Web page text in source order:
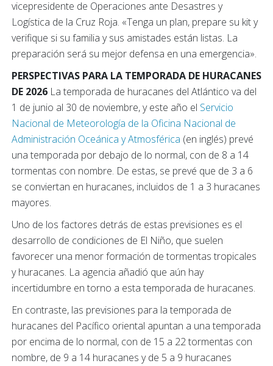
vicepresidente de Operaciones ante Desastres y
Logística de la Cruz Roja. «Tenga un plan, prepare su kit y
verifique si su familia y sus amistades están listas. La
preparación será su mejor defensa en una emergencia».
PERSPECTIVAS PARA LA TEMPORADA DE HURACANES
DE 2026 La temporada de huracanes del Atlántico va del
1 de junio al 30 de noviembre, y este año el Servicio
Nacional de Meteorología de la Oficina Nacional de
Administración Oceánica y Atmosférica (en inglés) prevé
una temporada por debajo de lo normal, con de 8 a 14
tormentas con nombre. De estas, se prevé que de 3 a 6
se conviertan en huracanes, incluidos de 1 a 3 huracanes
mayores.
Uno de los factores detrás de estas previsiones es el
desarrollo de condiciones de El Niño, que suelen
favorecer una menor formación de tormentas tropicales
y huracanes. La agencia añadió que aún hay
incertidumbre en torno a esta temporada de huracanes.
En contraste, las previsiones para la temporada de
huracanes del Pacífico oriental apuntan a una temporada
por encima de lo normal, con de 15 a 22 tormentas con
nombre, de 9 a 14 huracanes y de 5 a 9 huracanes